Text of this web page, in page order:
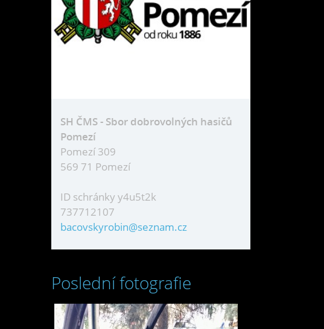
SH ČMS - Sbor dobrovolných hasičů
Pomezí
Pomezí 309
569 71 Pomezí
ID schránky y4u5t2k
737712107
bacovskyrobin@seznam.cz
Poslední fotografie